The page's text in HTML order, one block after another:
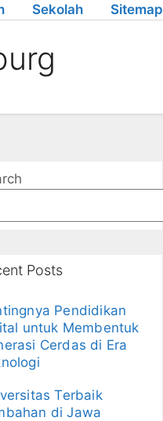
Sekolah Sitemap
Posts
Pendidikan
untuk Membentuk
Cerdas di Era
Terbaik
di Jawa